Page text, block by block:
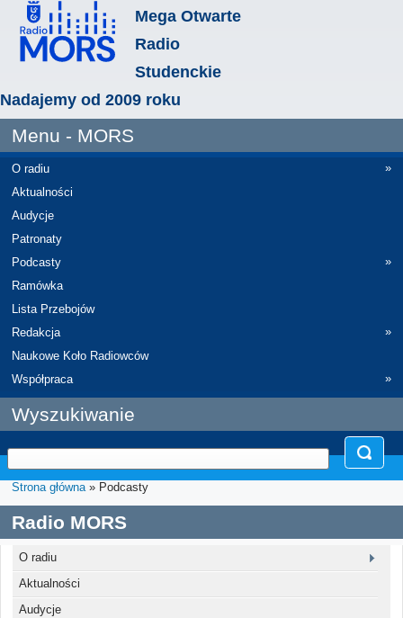
Mega Otwarte
Radio
Studenckie
Nadajemy od 2009 roku
Menu - MORS
O radiu
»
Aktualności
Audycje
Patronaty
Podcasty
»
Ramówka
Lista Przebojów
Redakcja
»
Naukowe Koło Radiowców
Współpraca
»
Wyszukiwanie
Strona główna» Podcasty
Radio MORS
O radiu
Aktualności
Audycje